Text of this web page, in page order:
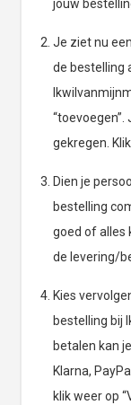
jouw
Je ziet nu
de bestelling
gekregen.
Dien je
bestelling
goed of alles
de levering/
Kies
bestelling bij
betalen kan
Klarna,
klik weer op